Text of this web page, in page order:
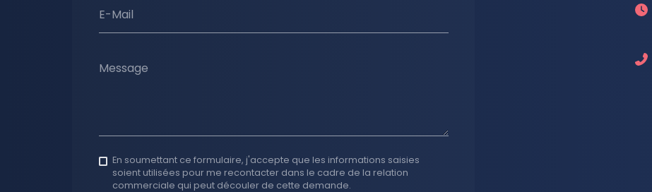
E-Mail
Message
En soumettant ce formulaire, j'accepte que les informations saisies
soient utilisées pour me recontacter dans le cadre de la relation
commerciale qui peut découler de cette demande.